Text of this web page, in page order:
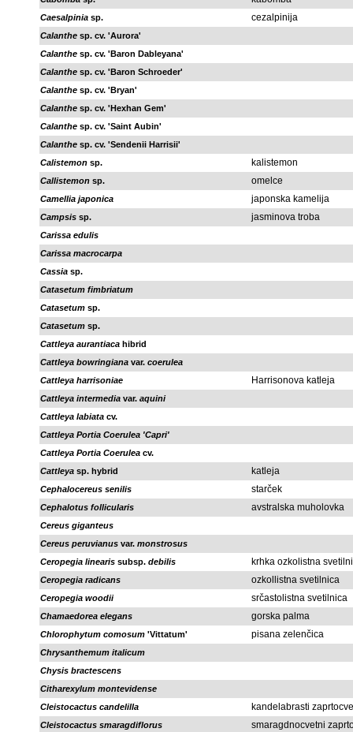
Caesalpinia sp. cezalpinija
Calanthe sp. cv. 'Aurora'
Calanthe sp. cv. 'Baron Dableyana'
Calanthe sp. cv. 'Baron Schroeder'
Calanthe sp. cv. 'Bryan'
Calanthe sp. cv. 'Hexhan Gem'
Calanthe sp. cv. 'Saint Aubin'
Calanthe sp. cv. 'Sendenii Harrisii'
Calistemon sp. kalistemon
Callistemon sp. omelce
Camellia japonica japonska kamelija
Campsis sp. jasminova troba
Carissa edulis
Carissa macrocarpa
Cassia sp.
Catasetum fimbriatum
Catasetum sp.
Catasetum sp.
Cattleya aurantiaca hibrid
Cattleya bowringiana var. coerulea
Cattleya harrisoniae
Harrisonova katleja
Cattleya intermedia var. aquini
Cattleya labiata cv.
Cattleya Portia Coerulea 'Capri'
Cattleya Portia Coerulea cv.
Cattleya sp. hybrid katleja
Cephalocereus senilis starček
Cephalotus follicularis avstralska muholovka
Cereus giganteus
Cereus peruvianus var. monstrosus
Ceropegia linearis subsp. debilis krhka ozkolistna
Ceropegia radicans ozkollistna svetilnica
Ceropegia woodii srčastolistna svetilnica
Chamaedorea elegans gorska palma
Chlorophytum comosum 'Vittatum' pisana zelenčica
Chrysanthemum italicum
Chysis bractescens
Citharexylum montevidense
Cleistocactus candelilla
kandelabrasti
Cleistocactus smaragdiflorus smaragdnocvetni